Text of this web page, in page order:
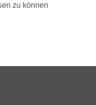
zu können